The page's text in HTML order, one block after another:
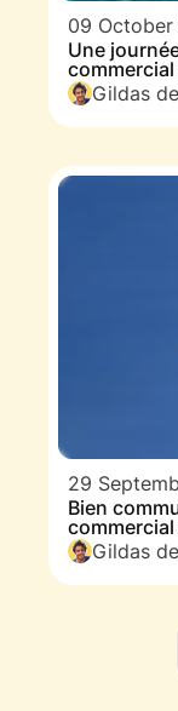
09
Une
Gildas
29
Bien
Gildas